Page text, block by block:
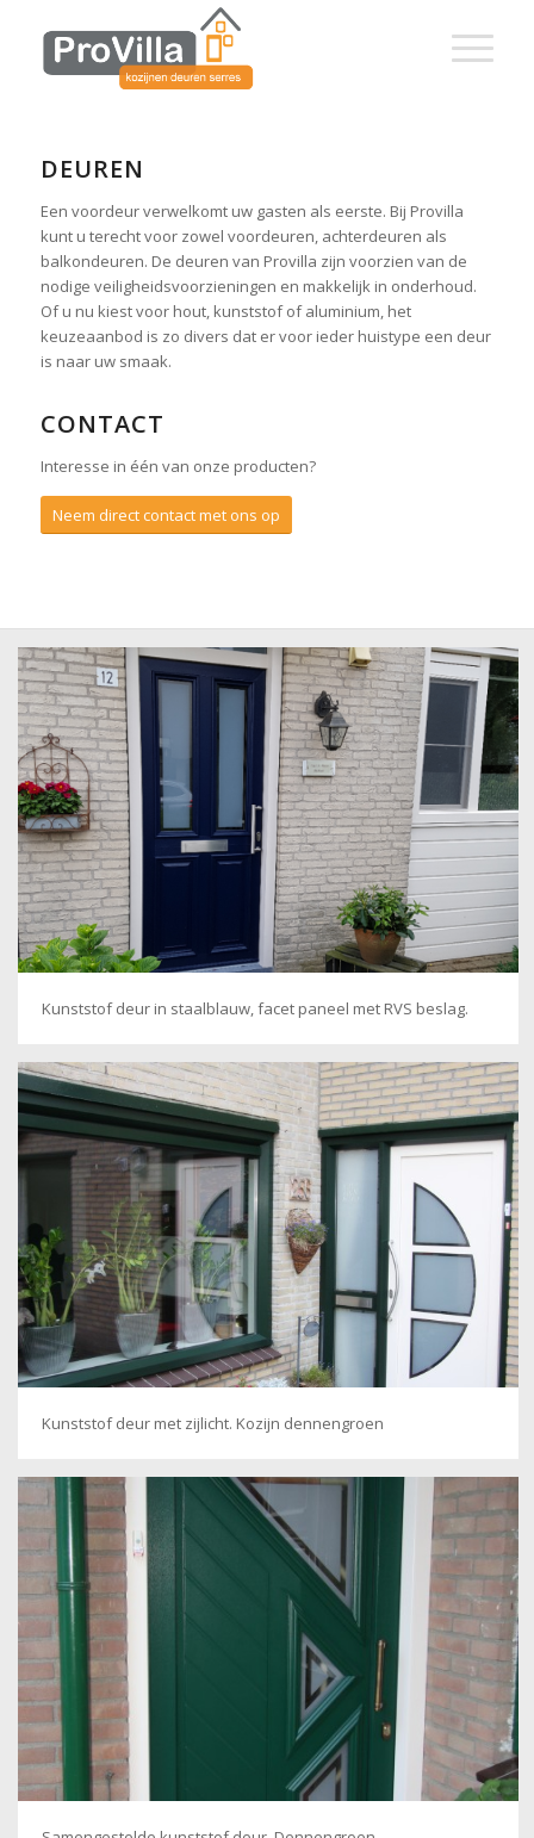
DEUREN
Een voordeur verwelkomt uw gasten als eerste. Bij Provilla
kunt u terecht voor zowel voordeuren, achterdeuren als
balkondeuren. De deuren van Provilla zijn voorzien van de
nodige veiligheidsvoorzieningen en makkelijk in onderhoud.
Of u nu kiest voor hout, kunststof of aluminium, het
keuzeaanbod is zo divers dat er voor ieder huistype een deur
is naar uw smaak.
CONTACT
Interesse in één van onze producten?
Neem direct contact met ons op
Kunststof deur in staalblauw, facet paneel met RVS beslag.
Kunststof deur met zijlicht. Kozijn dennengroen